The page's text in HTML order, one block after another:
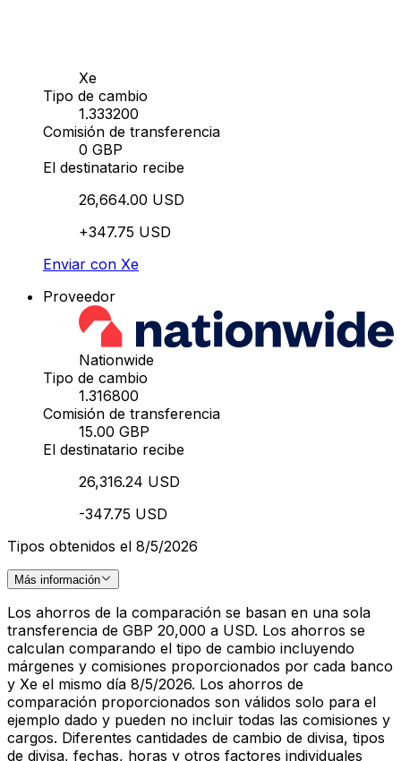
Xe
Tipo de cambio
1.333200
Comisión de transferencia
0 GBP
El destinatario recibe
26,664.00 USD
+347.75 USD
Enviar con Xe
Proveedor
Nationwide
Tipo de cambio
1.316800
Comisión de transferencia
15.00 GBP
El destinatario recibe
26,316.24 USD
-347.75 USD
Tipos obtenidos el 8/5/2026
Más información
Los ahorros de la comparación se basan en una sola
transferencia de GBP 20,000 a USD. Los ahorros se
calculan comparando el tipo de cambio incluyendo
márgenes y comisiones proporcionados por cada banco
y Xe el mismo día 8/5/2026. Los ahorros de
comparación proporcionados son válidos solo para el
ejemplo dado y pueden no incluir todas las comisiones y
cargos. Diferentes cantidades de cambio de divisa, tipos
de divisa, fechas, horas y otros factores individuales